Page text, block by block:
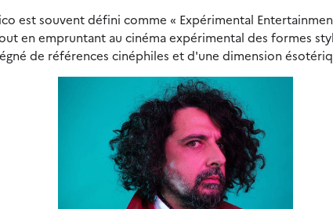
est souvent défini comme « Expérimental
en empruntant au cinéma expérimental des formes
de références cinéphiles et d'une dimension